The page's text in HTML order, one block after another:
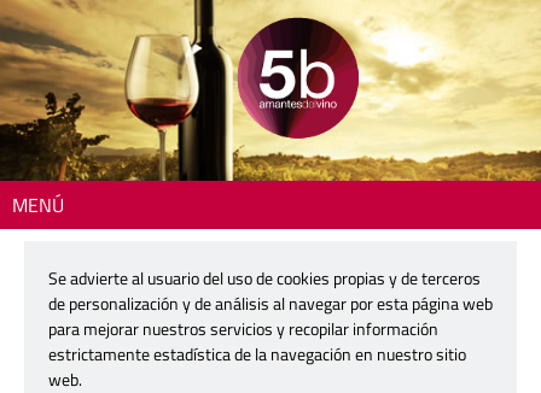
MENÚ
Megala
13 enero, 2026
Se advierte al usuario del uso de cookies propias y de terceros
de personalización y de análisis al navegar por esta página web
para mejorar nuestros servicios y recopilar información
estrictamente estadística de la navegación en nuestro sitio
web.